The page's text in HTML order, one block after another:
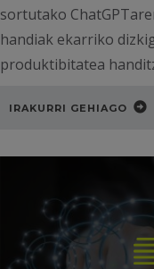
sortutako
handiak ekarriko
produktibitatea
IRAKURRI GEHIAGO